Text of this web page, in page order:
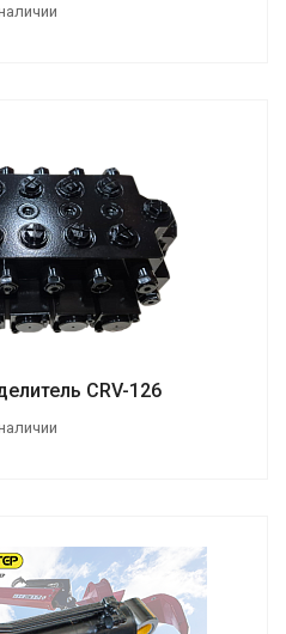
CRV-126